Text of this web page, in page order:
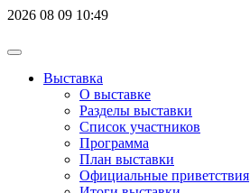
2026 08 09 10:49
Выставка
О выставке
Разделы выставки
Список участников
Программа
План выставки
Официальные приветствия